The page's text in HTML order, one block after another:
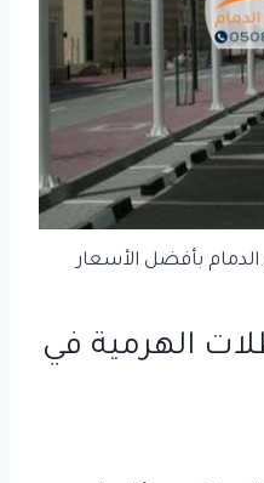
بأفضل الأسعار
الهرمية في